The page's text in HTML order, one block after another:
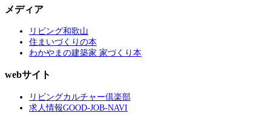
メディア
リビング和歌山
住まいづくりの本
わかやまの建築家 家づくり本
webサイト
リビングカルチャー倶楽部
求人情報GOOD-JOB-NAVI